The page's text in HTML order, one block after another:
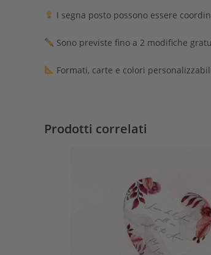
I segna posto possono essere
Sono previste fino a 2 modifiche
Formati, carte e colori
Prodotti correlati